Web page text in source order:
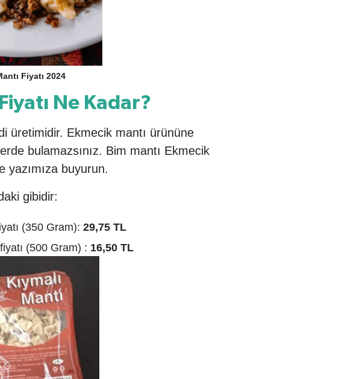
Fiyatı 2024
Ne Kadar?
üretimidir. Ekmecik mantı ürününe
bulamazsınız. Bim mantı Ekmecik
yazımıza buyurun.
gibidir:
(350 Gram): 29,75 TL
(500 Gram) : 16,50 TL